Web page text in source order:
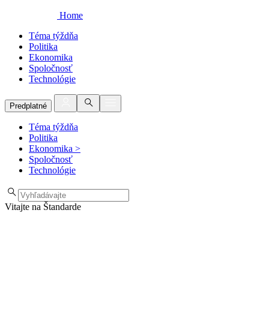
Home
Téma týždňa
Politika
Ekonomika
Spoločnosť
Technológie
Predplatné
Téma týždňa
Politika
Ekonomika >
Spoločnosť
Technológie
Vitajte na Štandarde